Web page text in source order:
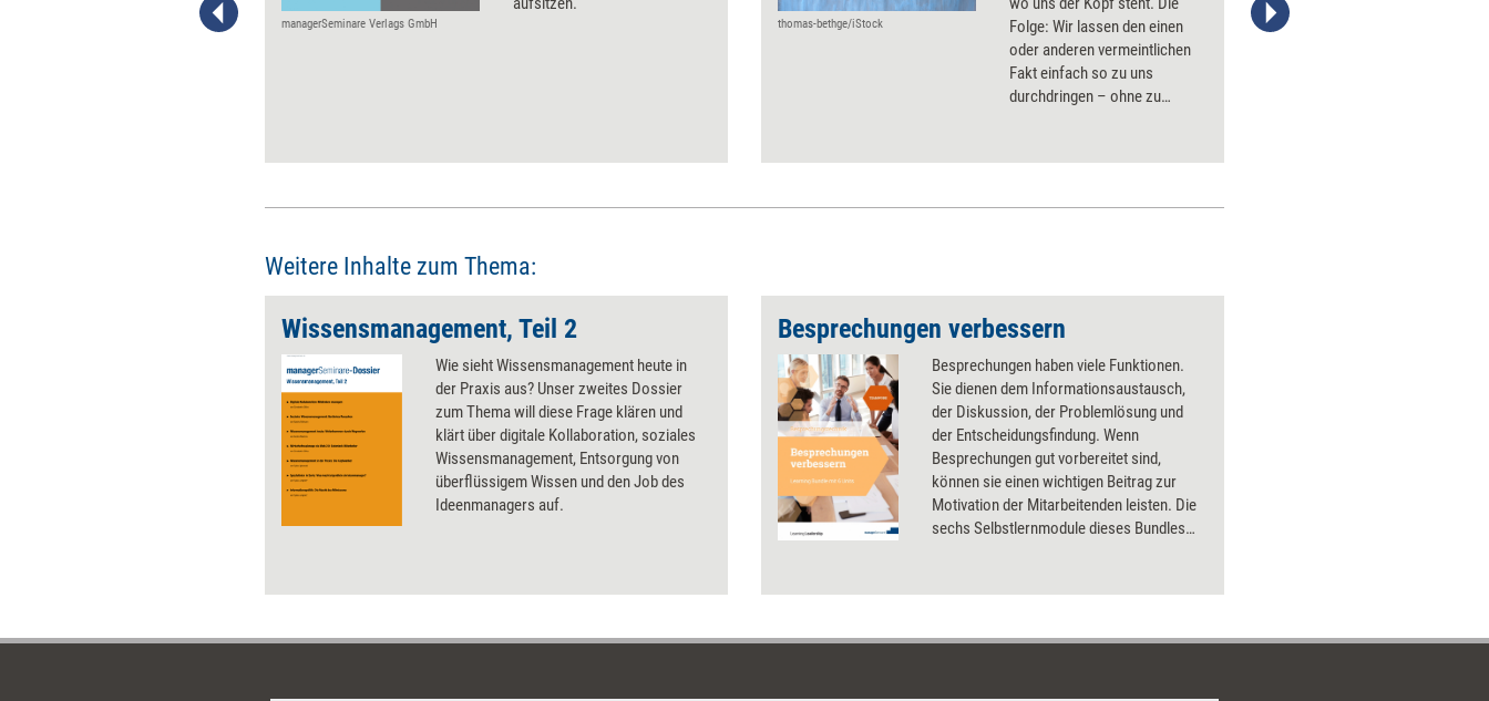
managerSeminare Verlags GmbH thomas-bethge/iStock
Folge: Wir lassen den einen
oder anderen vermeintlichen
Fakt einfach so zu uns
durchdringen – ohne zu
Fall sitzen wir sogar Fake
auf. Wie wir das verhindern
managerSeminare Verlags GmbH
Weitere Inhalte zum Thema:
Wissensmanagement, Teil 2
Wie sieht Wissensmanagement heute in
der Praxis aus? Unser zweites Dossier
zum Thema will diese Frage klären und
klärt über digitale Kollaboration, soziales
Wissensmanagement, Entsorgung von
überflüssigem Wissen und den Job des
Ideenmanagers auf.
Besprechungen verbessern
Besprechungen haben viele Funktionen.
Sie dienen dem Informationsaustausch,
der Diskussion, der Problemlösung und
der Entscheidungsfindung. Wenn
Besprechungen gut vorbereitet sind,
können sie einen wichtigen Beitrag zur
Motivation der Mitarbeitenden leisten. Die
sechs Selbstlernmodule dieses Bundles
Kompetenzbereich auszubauen.